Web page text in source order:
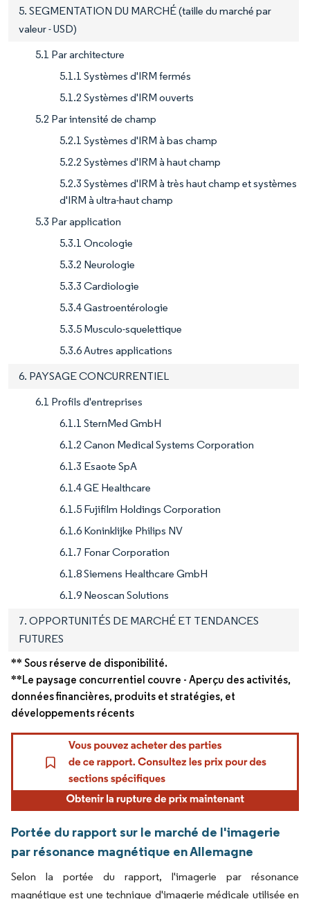
5. SEGMENTATION DU MARCHÉ (taille du marché par
valeur - USD)
5.1 Par architecture
5.1.1 Systèmes d'IRM fermés
5.1.2 Systèmes d'IRM ouverts
5.2 Par intensité de champ
5.2.1 Systèmes d'IRM à bas champ
5.2.2 Systèmes d'IRM à haut champ
5.2.3 Systèmes d'IRM à très haut champ et systèmes
d'IRM à ultra-haut champ
5.3 Par application
5.3.1 Oncologie
5.3.2 Neurologie
5.3.3 Cardiologie
5.3.4 Gastroentérologie
5.3.5 Musculo-squelettique
5.3.6 Autres applications
6. PAYSAGE CONCURRENTIEL
6.1 Profils d'entreprises
6.1.1 SternMed GmbH
6.1.2 Canon Medical Systems Corporation
6.1.3 Esaote SpA
6.1.4 GE Healthcare
6.1.5 Fujifilm Holdings Corporation
6.1.6 Koninklijke Philips NV
6.1.7 Fonar Corporation
6.1.8 Siemens Healthcare GmbH
6.1.9 Neoscan Solutions
7. OPPORTUNITÉS DE MARCHÉ ET TENDANCES
FUTURES
** Sous réserve de disponibilité.
**Le paysage concurrentiel couvre - Aperçu des activités,
données financières, produits et stratégies, et
développements récents
Portée du rapport sur le marché de l'imagerie
par résonance magnétique en Allemagne
Selon la portée du rapport, l'imagerie par résonance
magnétique est une technique d'imagerie médicale utilisée en